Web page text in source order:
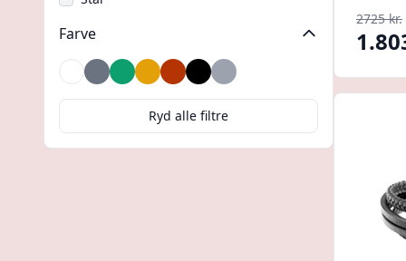
Farve
BrunGråGrønGuldKobber
SortSølv
Ryd alle filtre
2725 kr.